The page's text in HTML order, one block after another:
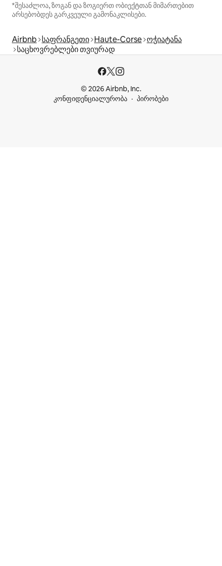
*შესაძლოა, ზოგან და ზოგიერთ ობიექტთან მიმართებით
არსებობდეს გარკვეული გამონაკლისები.
Airbnb საფრანგეთი Haute-Corse ოჭიატანა
საცხოვრებლები თვიურად
© 2026 Airbnb, Inc.
კონფიდენციალურობა
პირობები